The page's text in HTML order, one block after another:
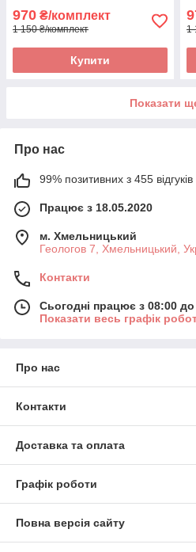
970 ₴/комплект
1 150 ₴/комплект
Купити
1
Показати
Про нас
99% позитивних з 455 відгуків
Працює з 18.05.2020
м. Хмельницький
Геологов 7, Хмельницький,
Контакти
Сьогодні працює з 08:00
Показати весь графік
Про нас
Контакти
Доставка та оплата
Графік роботи
Повна версія сайту